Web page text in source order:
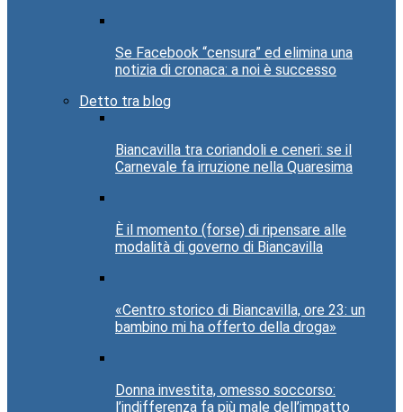
Se Facebook “censura” ed elimina una
notizia di cronaca: a noi è successo
Detto tra blog
Biancavilla tra coriandoli e ceneri: se il
Carnevale fa irruzione nella Quaresima
È il momento (forse) di ripensare alle
modalità di governo di Biancavilla
«Centro storico di Biancavilla, ore 23: un
bambino mi ha offerto della droga»
Donna investita, omesso soccorso:
l’indifferenza fa più male dell’impatto